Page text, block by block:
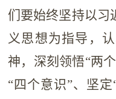
们要始终坚持以习
义思想为指导，
神，深刻领悟“两
“四个意识”、坚